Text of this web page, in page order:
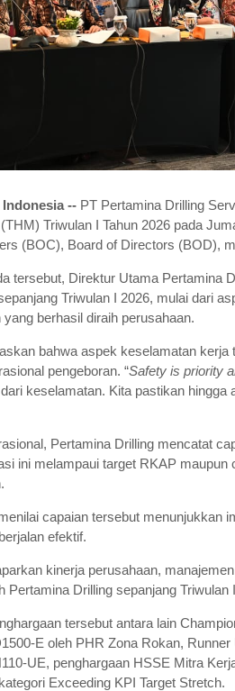
-- PT Pertamina Drilling
Triwulan I Tahun 2026 pada
(BOC), Board of Directors (BOD),
tersebut, Direktur Utama Pertamina
Triwulan I 2026, mulai dari
yang berhasil diraih perusahaan.
bahwa aspek keselamatan
pengeboran. “Safety is priority
keselamatan. Kita pastikan
Pertamina Drilling mencatat
ini melampaui target RKAP
capaian tersebut menunjukkan
berjalan efektif.
kinerja perusahaan,
Pertamina Drilling sepanjang Triwulan
tersebut antara lain
E oleh PHR Zona Rokan,
UE, penghargaan HSSE Mitra
Exceeding KPI Target Stretch.